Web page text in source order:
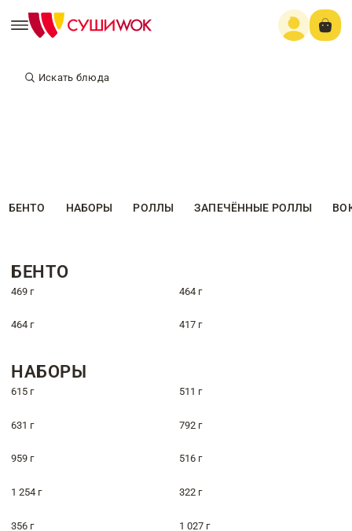
Искать блюда
БЕНТО НАБОРЫ РОЛЛЫ ЗАПЕЧЁННЫЕ РОЛЛЫ
БЕНТО
469 г 464 г
464 г 417 г
НАБОРЫ
615 г 511 г
631 г 792 г
959 г 516 г
1 254 г 322 г
356 г 1 027 г